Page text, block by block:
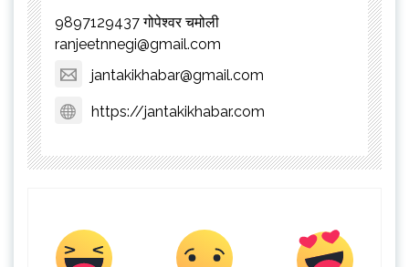
9897129437 गोपेश्वर चमोली
ranjeetnnegi@gmail.com
jantakikhabar@gmail.com
https://jantakikhabar.com